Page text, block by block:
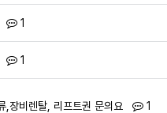
댓글 1
댓글 1
,장비렌탈, 리프트권 문의요 댓글 1